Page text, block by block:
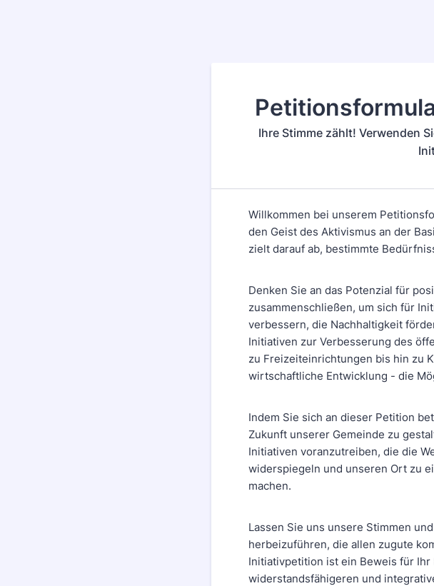
Ihre Stimme zählt! Verwenden
Willkommen bei unserem
den Geist des Aktivismus an der
zielt darauf ab, bestimmte
Denken Sie an das Potenzial für
zusammenschließen, um sich für
verbessern, die Nachhaltigkeit
Initiativen zur Verbesserung des
zu Freizeiteinrichtungen bis hin zu
wirtschaftliche Entwicklung - die
Indem Sie sich an dieser Petition
Zukunft unserer Gemeinde zu
Initiativen voranzutreiben, die die
widerspiegeln und unseren Ort zu
machen.
Lassen Sie uns unsere Stimmen
herbeizuführen, die allen zugute
Initiativpetition ist ein Beweis für
widerstandsfähigeren und